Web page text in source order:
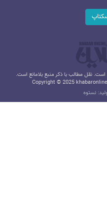
نقل مطالب با ذکر منبع بلامانع است.
Copyright © 2025
نستوه